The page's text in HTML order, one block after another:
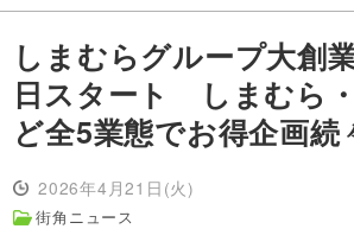
しまむらグループ大創
日スタート しまむら
ど全5業態でお得企画続
2026年4月21日(火)
街角ニュース